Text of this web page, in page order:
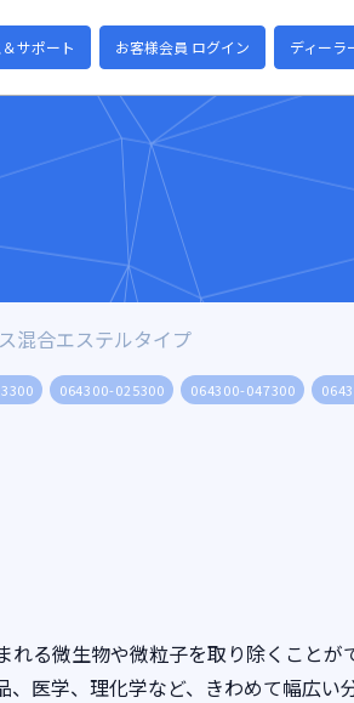
サポート お客様会員 ログイン ディーラ
混合エステルタイプ
064300-025300 064300-047300
れる微生物や微粒子を取り除くことが
、医学、理化学など、きわめて幅広い